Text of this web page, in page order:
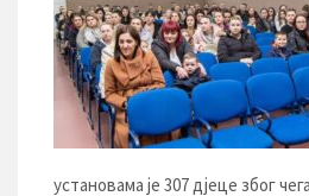
установама је 307 дјеце због